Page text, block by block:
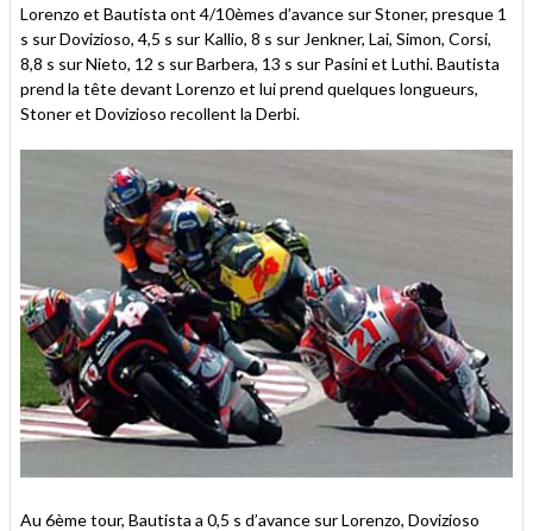
Lorenzo et Bautista ont 4/10èmes d’avance sur Stoner, presque 1
s sur Dovizioso, 4,5 s sur Kallio, 8 s sur Jenkner, Lai, Simon, Corsi,
8,8 s sur Nieto, 12 s sur Barbera, 13 s sur Pasini et Luthi. Bautista
prend la tête devant Lorenzo et lui prend quelques longueurs,
Stoner et Dovizioso recollent la Derbi.
Au 6ème tour, Bautista a 0,5 s d’avance sur Lorenzo, Dovizioso